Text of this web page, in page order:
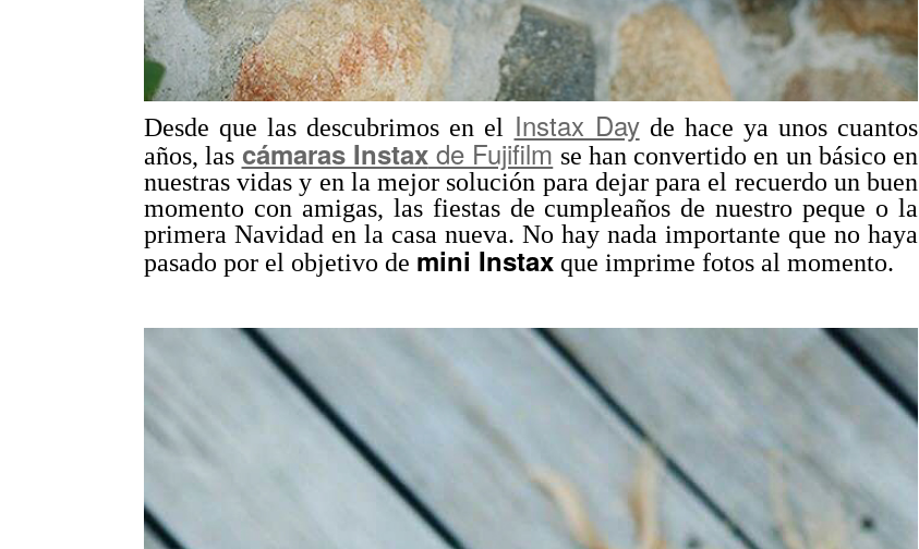
Desde que las descubrimos en el Instax Dayde hace ya unos cuantos
años, las cámaras Instaxde Fujifilm se han convertido en un básico en
nuestras vidas y en la mejor solución para dejar para el recuerdo un buen
momento con amigas, las fiestas de cumpleaños de nuestro peque o la
primera Navidad en la casa nueva. No hay nada importante que no haya
pasado por el objetivo de mini Instax que imprime fotos al momento.